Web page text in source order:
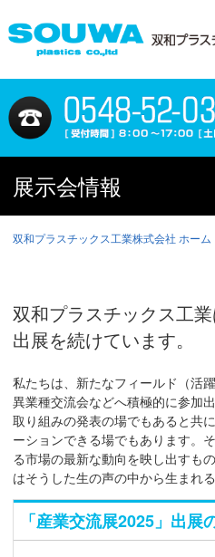
展示会情報
双和プラスチックス工業株式会社 ホーム
双和プラスチックス工
出展を続けています。
私たちは、新たなフィールド（活
異業種交流会などへ積極的に参加
取り組みの発表の場でもあると共
ーションできる場でもあります。
る市場の最新な動向を映し出すも
はそうした生の声の中から生まれ
「産業交流展2025」出展